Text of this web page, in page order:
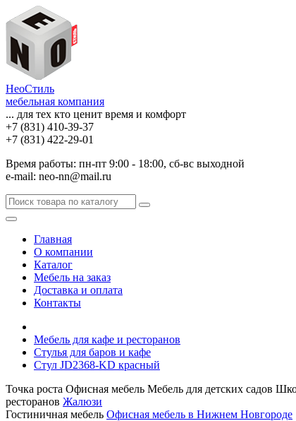
НеоСтиль
мебельная компания
... для тех кто ценит время и комфорт
+7 (831) 410-39-37
+7 (831) 422-29-01
Время работы: пн-пт 9:00 - 18:00, сб-вс выходной
e-mail: neo-nn@mail.ru
Главная
О компании
Каталог
Мебель на заказ
Доставка и оплата
Контакты
Мебель для кафе и ресторанов
Стулья для баров и кафе
Стул JD2368-KD красный
Точка роста Офисная мебель Мебель для детских садов
ресторанов Жалюзи
Гостиничная мебель Офисная мебель в Нижнем Новгороде